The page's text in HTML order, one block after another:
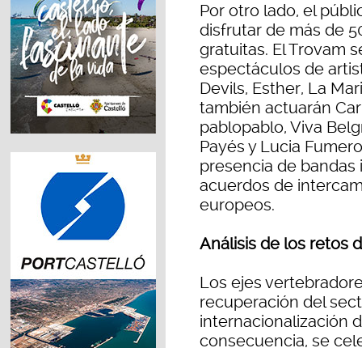
Por otro lado, el
disfrutar de más de
gratuitas. El Trovam
espectáculos de
Devils, Esther, La
también actuarán
pablopablo, Viva
Payés y Lucia
presencia de
acuerdos de
europeos.
Análisis de los retos
Los ejes
recuperación del
internacionalización
consecuencia, se